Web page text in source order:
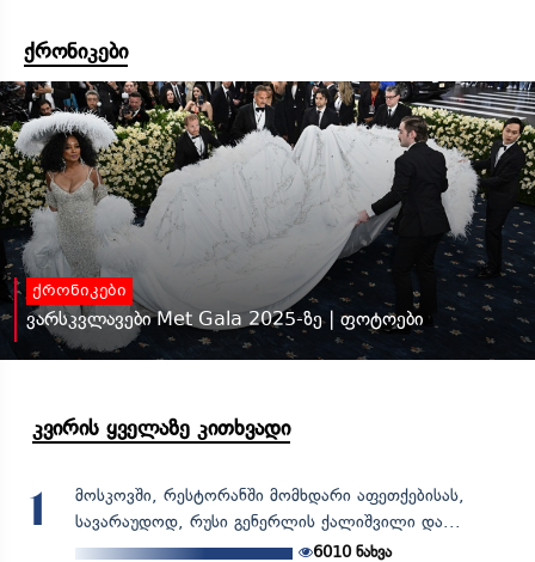
ქრონიკები
ქრონიკები
ვარსკვლავები Met Gala 2025-ზე | ფოტოები
კვირის ყველაზე კითხვადი
1
მოსკოვში, რესტორანში მომხდარი აფეთქებისას,
სავარაუდოდ, რუსი გენერლის ქალიშვილი და...
6010ნახვა